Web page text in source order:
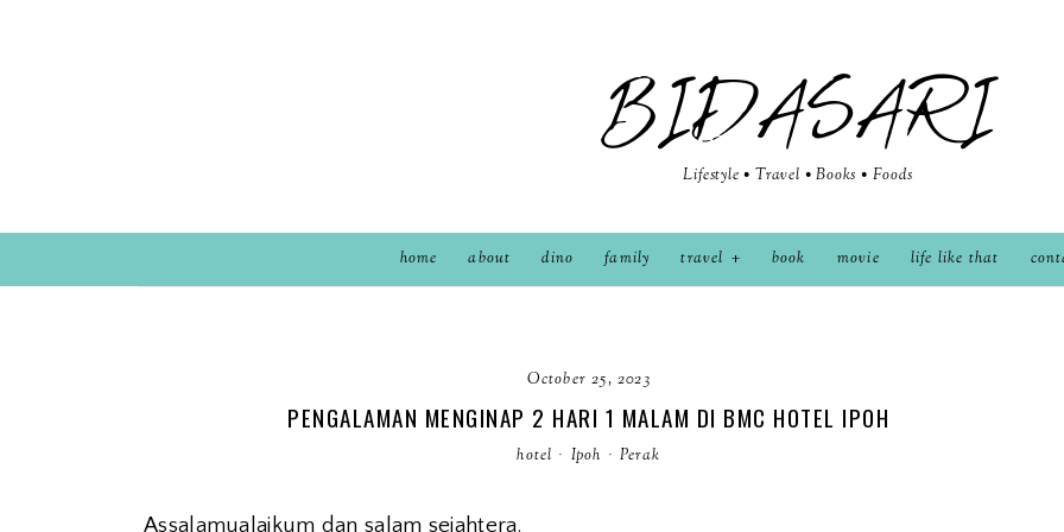
BIDASARI
Lifestyle • Travel • Books • Foods
home about dino family travel book movie life like that
October 25, 2023
PENGALAMAN MENGINAP 2 HARI 1 MALAM DI BMC HOTEL IPOH
hotel · Ipoh · Perak
Assalamualaikum dan salam sejahtera.